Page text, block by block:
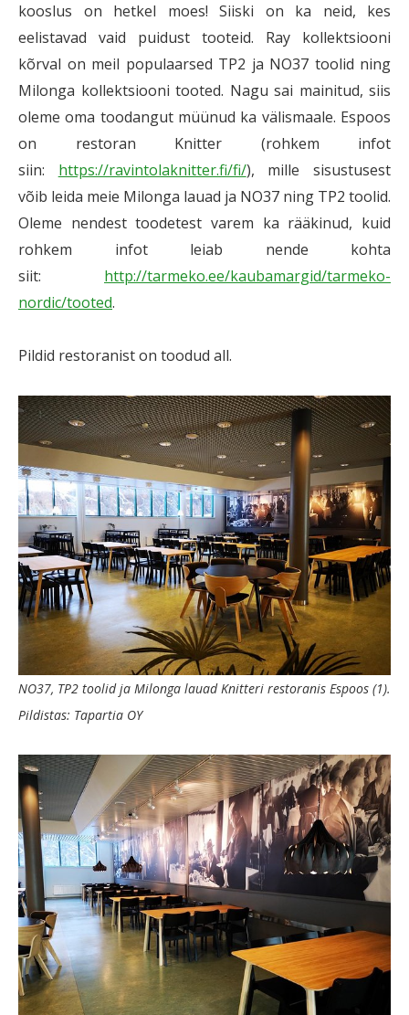
kooslus on hetkel moes! Siiski on ka neid, kes
eelistavad vaid puidust tooteid. Ray kollektsiooni
kõrval on meil populaarsed TP2 ja NO37 toolid ning
Milonga kollektsiooni tooted. Nagu sai mainitud, siis
oleme oma toodangut müünud ka välismaale. Espoos
on restoran Knitter (rohkem infot
siin: https://ravintolaknitter.fi/fi/), mille sisustusest
võib leida meie Milonga lauad ja NO37 ning TP2 toolid.
Oleme nendest toodetest varem ka rääkinud, kuid
rohkem infot leiab nende kohta
siit: http://tarmeko.ee/kaubamargid/tarmeko-
nordic/tooted.
Pildid restoranist on toodud all.
NO37, TP2 toolid ja Milonga lauad Knitteri restoranis Espoos (1).
Pildistas: Tapartia OY